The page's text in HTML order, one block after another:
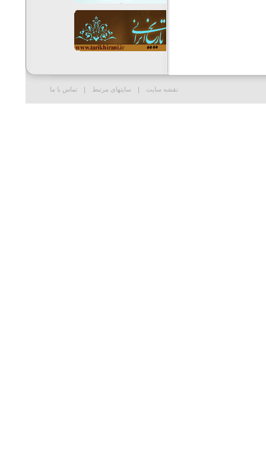
نقشه سایت سایتهای مرتبط تماس با ما